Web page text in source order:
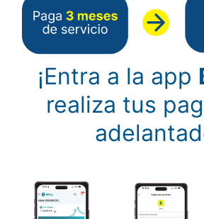
¡Entra a la app
realiza tus